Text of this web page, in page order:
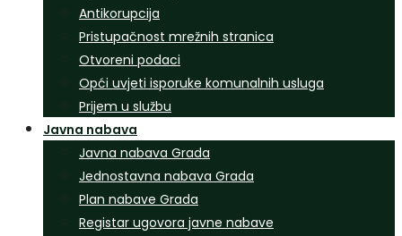
Antikorupcija
Pristupačnost mrežnih stranica
Otvoreni podaci
Opći uvjeti isporuke komunalnih usluga
Prijem u službu
Javna nabava
Javna nabava Grada
Jednostavna nabava Grada
Plan nabave Grada
Registar ugovora javne nabave